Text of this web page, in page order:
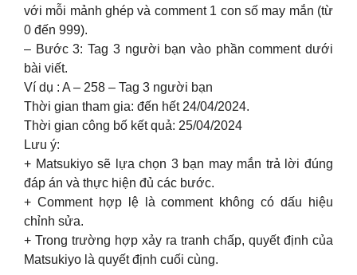
với mỗi mảnh ghép và comment 1 con số may mắn (từ
0 đến 999).
– Bước 3: Tag 3 người bạn vào phần comment dưới
bài viết.
Ví dụ : A – 258 – Tag 3 người bạn
Thời gian tham gia: đến hết 24/04/2024.
Thời gian công bố kết quả: 25/04/2024
Lưu ý:
+ Matsukiyo sẽ lựa chọn 3 bạn may mắn trả lời đúng
đáp án và thực hiện đủ các bước.
+ Comment hợp lệ là comment không có dấu hiệu
chỉnh sửa.
+ Trong trường hợp xảy ra tranh chấp, quyết định của
Matsukiyo là quyết định cuối cùng.